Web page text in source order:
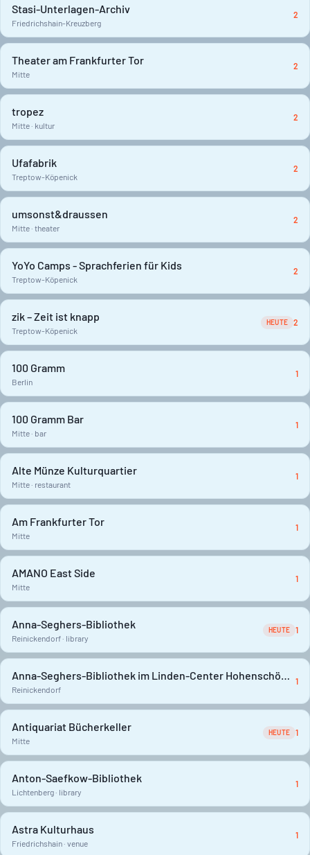
Stasi-Unterlagen-Archiv
Friedrichshain-Kreuzberg
2
Theater am Frankfurter Tor
Mitte
2
tropez
Mitte · kultur
2
Ufafabrik
Treptow-Köpenick
2
umsonst&draussen
Mitte · theater
2
YoYo Camps - Sprachferien für Kids
Treptow-Köpenick
2
zik – Zeit ist knapp
Treptow-Köpenick
HEUTE 2
100 Gramm
Berlin
1
100 Gramm Bar
Mitte · bar
1
Alte Münze Kulturquartier
Mitte · restaurant
1
Am Frankfurter Tor
Mitte
1
AMANO East Side
Mitte
1
Anna-Seghers-Bibliothek
Reinickendorf · library
HEUTE 1
Anna-Seghers-Bibliothek im Linden-Center Hohenschönhausen
Reinickendorf
1
Antiquariat Bücherkeller
Mitte
HEUTE 1
Anton-Saefkow-Bibliothek
Lichtenberg · library
1
Astra Kulturhaus
Friedrichshain · venue
1